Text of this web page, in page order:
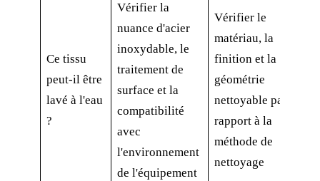
Ce tissu
peut-il être
lavé à l'eau
?
Vérifier la
nuance d'acier
inoxydable, le
traitement de
surface et la
compatibilité
avec
l'environnement
de l'équipement
Vérifier le
matériau, la
finition et la
géométrie
nettoyable par
rapport à la
méthode de
nettoyage